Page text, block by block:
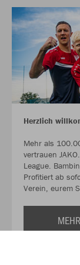
Herzlich
Mehr als
vertrauen
League.
Profitiert ab
Verein, eurem